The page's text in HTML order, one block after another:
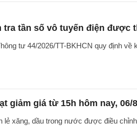
tra tần số vô tuyến điện được
tư 44/2026/TT-BKHCN quy định
giảm giá từ 15h hôm nay, 06/
lẻ xăng, dầu trong nước được điều